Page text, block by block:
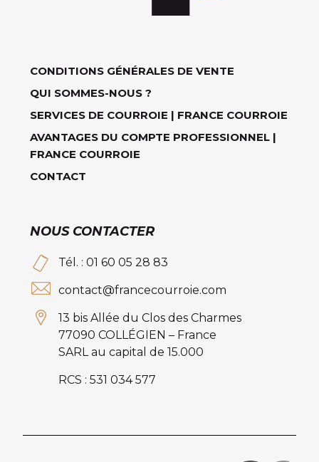
CONDITIONS GÉNÉRALES DE VENTE
QUI SOMMES-NOUS ?
SERVICES DE COURROIE | FRANCE COURROIE
AVANTAGES DU COMPTE PROFESSIONNEL |
FRANCE COURROIE
CONTACT
NOUS CONTACTER
Tél. : 01 60 05 28 83
contact@francecourroie.com
13 bis Allée du Clos des Charmes
77090 COLLÉGIEN – France
SARL au capital de 15.000
RCS : 531 034 577